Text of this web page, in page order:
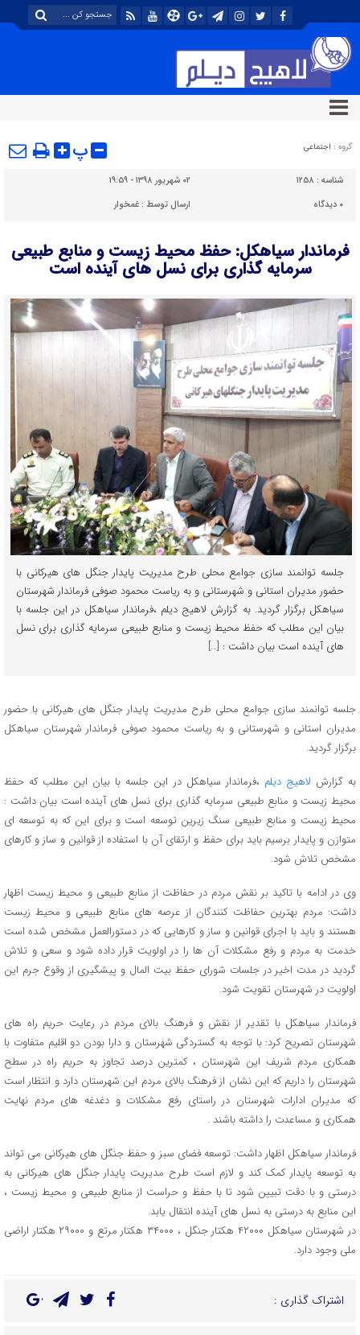
گروه : اجتماعی پ
شناسه : ۱۲۵۸
۰۲ شهریور ۱۳۹۸ - ۱۹:۵۹
۰ دیدگاه ارسال توسط :غمخوار
فرماندار سیاهکل: حفظ محیط زیست و منابع طبیعی
سرمایه گذاری برای نسل های آینده است
جلسه توانمند سازی جوامع محلی طرح مدیریت پایدار جنگل های هیرکانی با
حضور مدیران استانی و شهرستانی و به ریاست محمود صوفی فرماندار شهرستان
سیاهکل برگزار گردید. به گزارش لاهیج دیلم ،فرماندار سیاهکل در این جلسه با
بیان این مطلب که حفظ محیط زیست و منابع طبیعی سرمایه گذاری برای نسل
های آینده است بیان داشت : […]
جلسه توانمند سازی جوامع محلی طرح مدیریت پایدار جنگل های هیرکانی با حضور
مدیران استانی و شهرستانی و به ریاست محمود صوفی فرماندار شهرستان سیاهکل
برگزار گردید.
به گزارش لاهیج دیلم ،فرماندار سیاهکل در این جلسه با بیان این مطلب که حفظ
محیط زیست و منابع طبیعی سرمایه گذاری برای نسل های آینده است بیان داشت :
محیط زیست و منابع طبیعی سنگ زیرین توسعه است و برای این که به توسعه ای
متوازن و پایدار برسیم باید برای حفظ و ارتقای آن با استفاده از قوانین و ساز و کارهای
مشخص تلاش شود.
وی در ادامه با تاکید بر نقش مردم در حفاظت از منابع طبیعی و محیط زیست اظهار
داشت: مردم بهترین حفاظت کنندگان از عرصه های منابع طبیعی و محیط زیست
هستند و باید با اجرای قوانین و ساز و کارهایی که در دستورالعمل مشخص شده است
خدمت به مردم و رفع مشکلات آن ها را در اولویت قرار داده شود و سعی و تلاش
گردید در مدت اخیر در جلسات شورای حفظ بیت المال و پیشگیری از وقوع جرم این
اولویت در شهرستان تقویت شود.
فرماندار سیاهکل با تقدیر از نقش و فرهنگ بالای مردم در رعایت حریم راه های
شهرستان تصریح کرد: با توجه به گستردگی شهرستان و دارا بودن دو اقلیم متفاوت با
همکاری مردم شریف این شهرستان ، کمترین درصد تجاوز به حریم راه در سطح
شهرستان را داریم که این نشان از فرهنگ بالای مردم این شهرستان دارد و انتظار است
که مدیران ادارات شهرستان در راستای رفع مشکلات و دغدغه های مردم نهایت
همکاری و مساعدت را داشته باشند .
فرماندار سیاهکل اظهار داشت: توسعه فضای سبز و حفظ جنگل های هیرکانی می تواند
به توسعه پایدار کمک کند و لازم است طرح مدیریت پایدار جنگل های هیرکانی به
درستی و با دقت تبیین شود تا با حفظ و حراست از منابع طبیعی و محیط زیست ،
این منابع به درستی به نسل های آینده انتقال یابد.
در شهرستان سیاهکل ۴۲۰۰۰ هکتار جنگل ، ۳۴۰۰۰ هکتار مرتع و ۲۹۰۰۰ هکتار اراضی
ملی وجود دارد.
اشتراک گذاری :